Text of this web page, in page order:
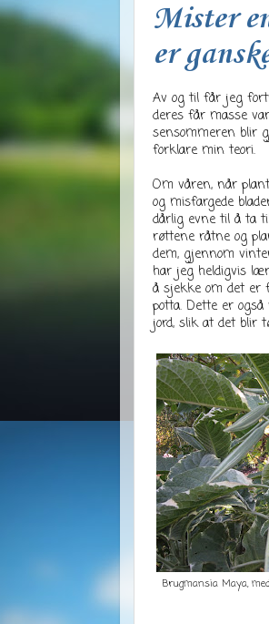
Mister
er
Av og til får jeg
deres får masse
sensommeren blir
forklare min teori.
Om våren, når
og misfargede
dårlig evne til å ta
røttene råtne og
dem, gjennom
har jeg heldigvis
å sjekke om det er
potta. Dette er
jord, slik at det blir
Brugmansia Maya,